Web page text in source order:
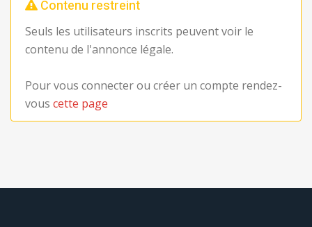
Contenu restreint
Seuls les utilisateurs inscrits peuvent voir le
contenu de l'annonce légale.
Pour vous connecter ou créer un compte rendez-
vous cette page